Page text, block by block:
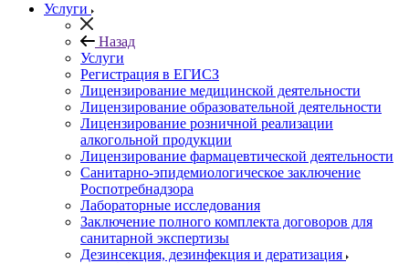
Услуги
Назад
Услуги
Регистрация в ЕГИСЗ
Лицензирование медицинской деятельности
Лицензирование образовательной деятельности
Лицензирование розничной реализации
алкогольной продукции
Лицензирование фармацевтической деятельности
Санитарно-эпидемиологическое заключение
Роспотребнадзора
Лабораторные исследования
Заключение полного комплекта договоров для
санитарной экспертизы
Дезинсекция, дезинфекция и дератизация